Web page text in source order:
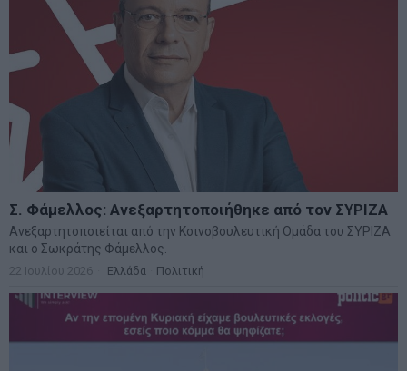
Σ. Φάμελλος: Ανεξαρτητοποιήθηκε από τον ΣΥΡΙΖΑ
Ανεξαρτητοποιείται από την Κοινοβουλευτική Ομάδα του ΣΥΡΙΖΑ
και ο Σωκράτης Φάμελλος.
22 Ιουλίου 2026 Ελλάδα Πολιτική